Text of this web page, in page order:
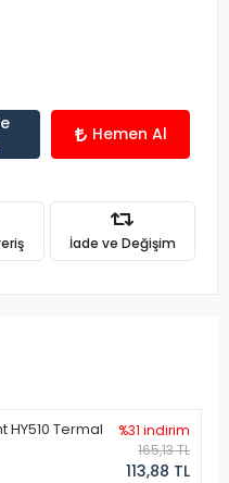
Hemen Al
İade ve Değişim
HY510 Termal
%31 indirim
165,13 TL
113,88 TL